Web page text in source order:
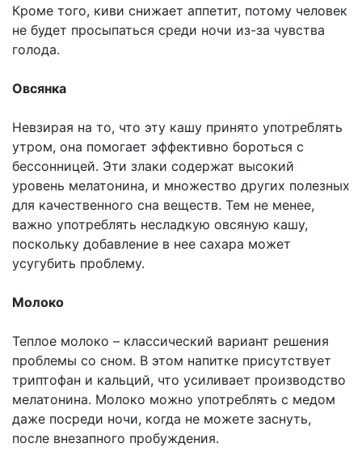
Кроме того, киви снижает аппетит, потому человек
не будет просыпаться среди ночи из-за чувства
голода.
Овсянка
Невзирая на то, что эту кашу принято употреблять
утром, она помогает эффективно бороться с
бессонницей. Эти злаки содержат высокий
уровень мелатонина, и множество других полезных
для качественного сна веществ. Тем не менее,
важно употреблять несладкую овсяную кашу,
поскольку добавление в нее сахара может
усугубить проблему.
Молоко
Теплое молоко – классический вариант решения
проблемы со сном. В этом напитке присутствует
триптофан и кальций, что усиливает производство
мелатонина. Молоко можно употреблять с медом
даже посреди ночи, когда не можете заснуть,
после внезапного пробуждения.